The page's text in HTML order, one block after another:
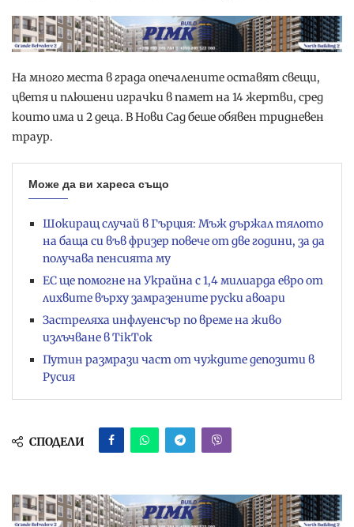
На много места в града опечалените оставят свещи,
цветя и плюшени играчки в памет на 14 жертви, сред
които има и 2 деца. В Нови Сад беше обявен тридневен
траур.
Може да ви хареса също
Шокиращ случай в Гърция: Мъж държал тялото
на баща си във фризер повече от две години, за да
получава пенсията му
ЕС ще помогне на Украйна с 1,4 милиарда евро от
лихвите върху замразените руски авоари
Застреляха инфлуенсър по време на живо
излъчване в TikTok
Путин размрази част от чуждите депозити в
Русия
СПОДЕЛИ